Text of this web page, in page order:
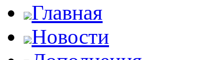
Главная
Новости